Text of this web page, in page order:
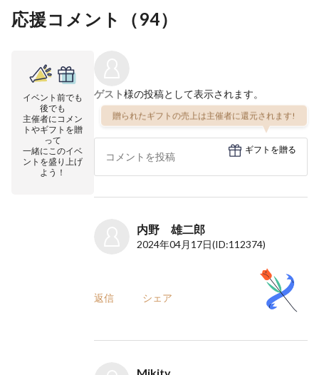
応援コメント（94）
イベント前でも
後でも
主催者にコメン
トやギフトを贈
って
一緒にこのイベ
ントを盛り上げ
よう！
ゲスト様の投稿として表示されます。
贈られたギフトの売上は主催者に還元されます!
ギフトを贈る
内野 雄二郎
2024年04月17日(ID:112374)
返信 シェア